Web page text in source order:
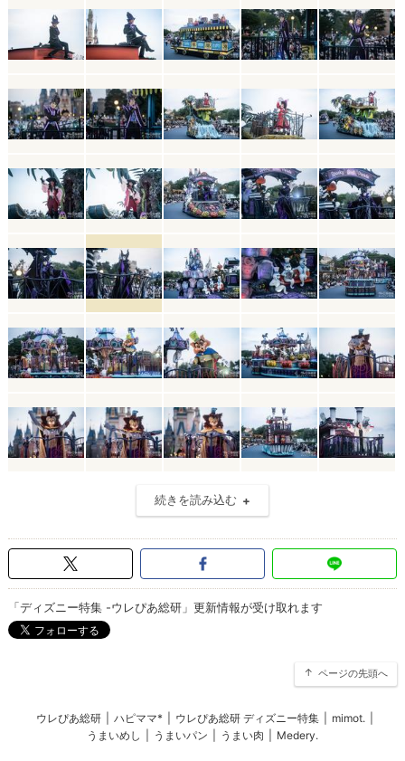
続きを読み込む
「ディズニー特集 -ウレぴあ総研」更新情報が受け取れます
ページの先頭へ
ウレぴあ総研 ハピママ* ウレぴあ総研 ディズニー特集 mimot.
うまいめし
うまいパン うまい肉 Medery.